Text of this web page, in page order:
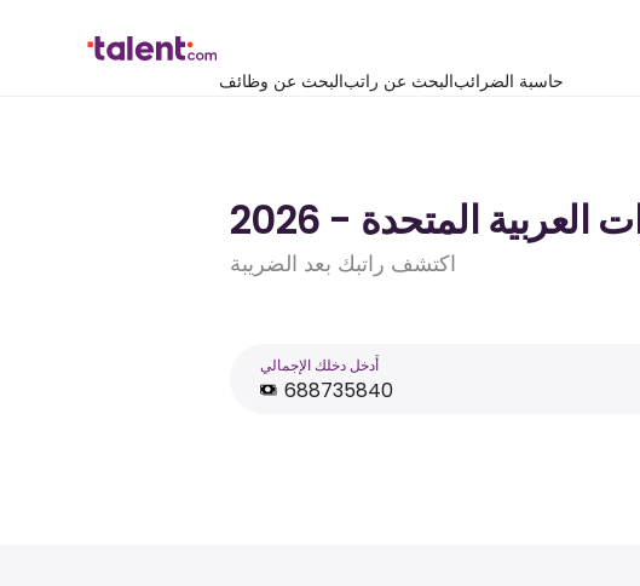
البحث عن وظائفالبحث عن راتبحاسبة الضرائب
اكتشف راتبك بعد الضريبة
أَدخل دخلك الإجمالي